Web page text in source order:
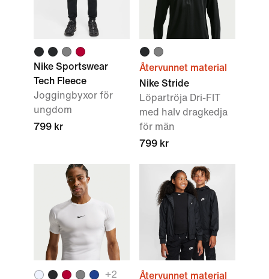
Nike Sportswear
Tech Fleece
Joggingbyxor för
ungdom
799 kr
Återvunnet material
Nike Stride
Löpartröja Dri-FIT
med halv dragkedja
för män
799 kr
+2 Återvunnet material